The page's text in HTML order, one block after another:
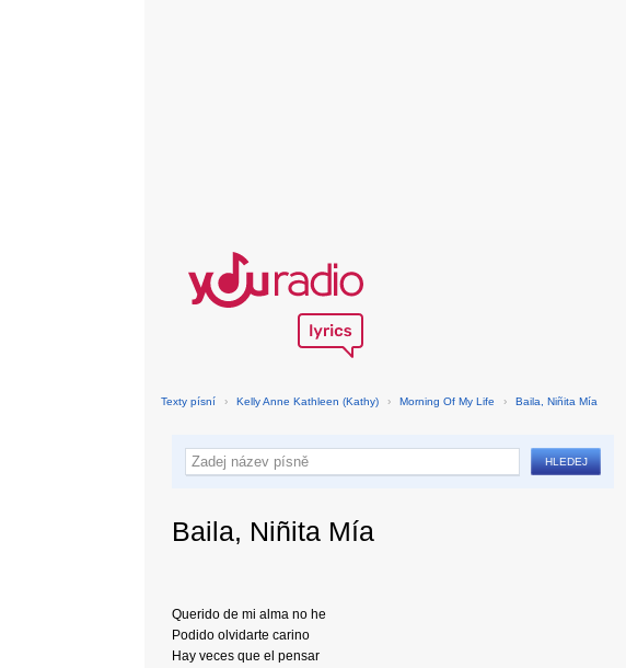
Texty písní › Kelly Anne Kathleen (Kathy) › Morning Of My Life › Baila, Niñita Mía
Baila, Niñita Mía
Querido de mi alma no he
Podido olvidarte carino
Hay veces que el pensar